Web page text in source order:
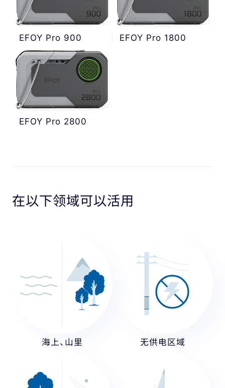
EFOY Pro 900 EFOY Pro 1800
EFOY Pro 2800
在以下领域可以活用
海上、山里 无供电区域